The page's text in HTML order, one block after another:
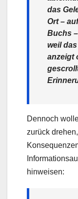
das
Ort –
Buchs
weil
anzeigt
Dennoch
zurück
hinweisen: